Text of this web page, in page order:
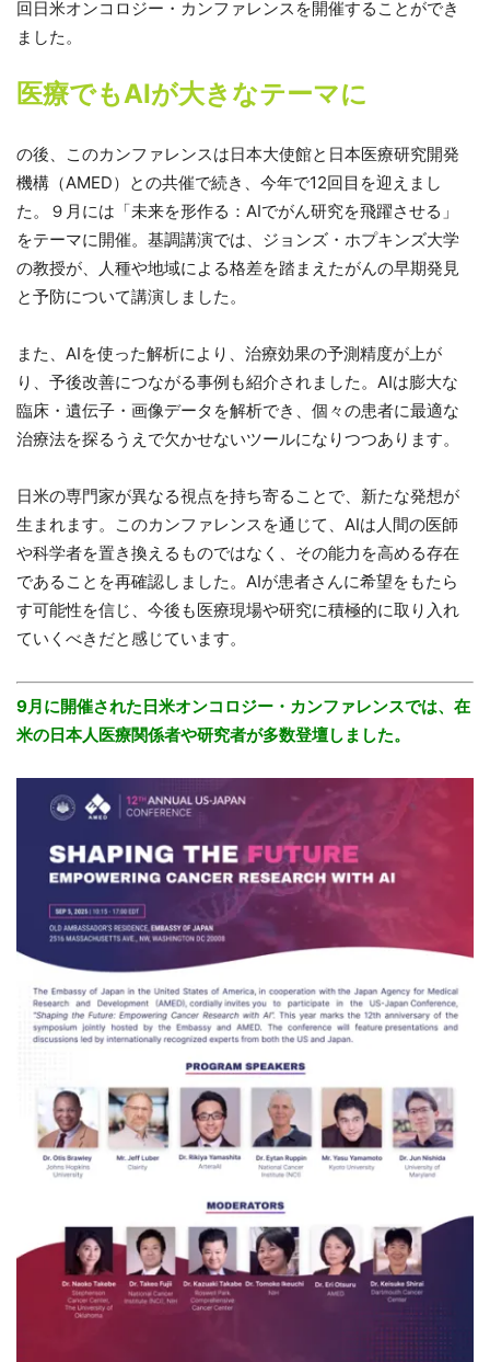
回日米オンコロジー・カンファレンスを開催することができ
ました。
医療でもAIが大きなテーマに
の後、このカンファレンスは日本大使館と日本医療研究開発
機構（AMED）との共催で続き、今年で12回目を迎えまし
た。９月には「未来を形作る：AIでがん研究を飛躍させる」
をテーマに開催。基調講演では、ジョンズ・ホプキンズ大学
の教授が、人種や地域による格差を踏まえたがんの早期発見
と予防について講演しました。
また、AIを使った解析により、治療効果の予測精度が上が
り、予後改善につながる事例も紹介されました。AIは膨大な
臨床・遺伝子・画像データを解析でき、個々の患者に最適な
治療法を探るうえで欠かせないツールになりつつあります。
日米の専門家が異なる視点を持ち寄ることで、新たな発想が
生まれます。このカンファレンスを通じて、AIは人間の医師
や科学者を置き換えるものではなく、その能力を高める存在
であることを再確認しました。AIが患者さんに希望をもたら
す可能性を信じ、今後も医療現場や研究に積極的に取り入れ
ていくべきだと感じています。
9月に開催された日米オンコロジー・カンファレンスでは、在
米の日本人医療関係者や研究者が多数登壇しました。